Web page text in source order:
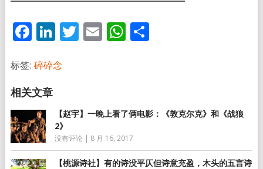
Facebook
LinkedIn
Twitter
EmailWhatsApp
分
标签: 碎碎念
【赵宇】一晚上看了俩电影：《敦克尔克》和《战狼
2》
没有评论 | 8 月 16, 2017
【桃源诗社】有的诗没平仄但诗意充盈，木头的五言诗